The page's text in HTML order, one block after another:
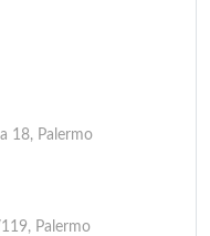
18, Palermo
Palermo